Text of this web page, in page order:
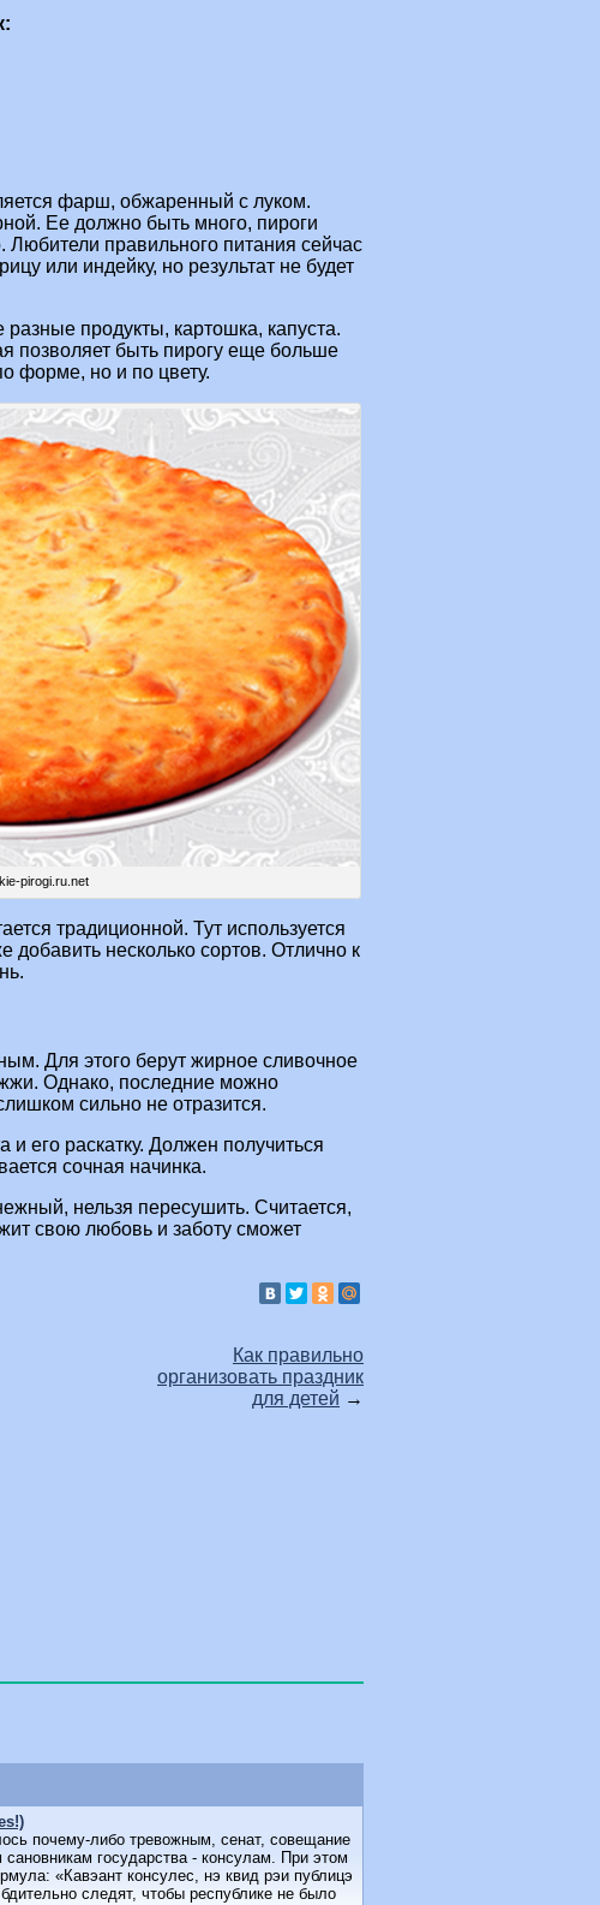
фарш, обжаренный с луком.
Ее должно быть много, пироги
правильного питания сейчас
или индейку, но результат не будет
продукты, картошка, капуста.
позволяет быть пирогу еще больше
форме, но и по цвету.
pirogi.ru.net
традиционной. Тут используется
добавить несколько сортов. Отлично к
Для этого берут жирное сливочное
Однако, последние можно
сильно не отразится.
и его раскатку. Должен получиться
сочная начинка.
нельзя пересушить. Считается,
свою любовь и заботу сможет
Как правильно
организовать праздник
для детей →
почему-либо тревожным, сенат, совещание
государства - консулам. При этом
«Кавэант консулес, нэ квид рэи публицэ
следят, чтобы республике не было